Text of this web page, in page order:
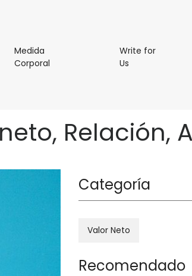
Medida
CorporalMedida
Write for
Us
Relación,
Categoría
Valor Neto
Recomendado